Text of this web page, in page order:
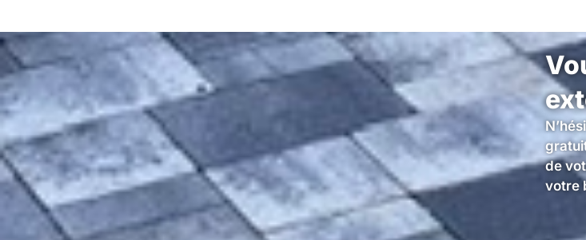
de
votre